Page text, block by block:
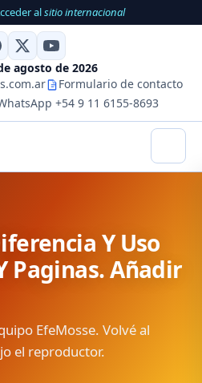
alsitio internacional
agosto de 2026
Formulario de contacto
+54 9 11 6155-8693
Y Uso
Paginas. Añadir
EfeMosse. Volvé al
el reproductor.